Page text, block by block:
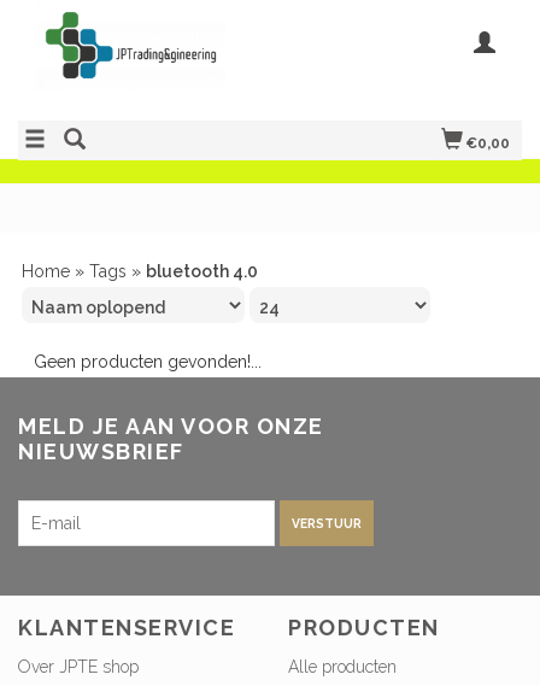
€0,00
Home » Tags » bluetooth 4.0
Geen producten gevonden!...
MELD JE AAN VOOR ONZE
NIEUWSBRIEF
VERSTUUR
KLANTENSERVICE
Over JPTE shop
PRODUCTEN
Alle producten